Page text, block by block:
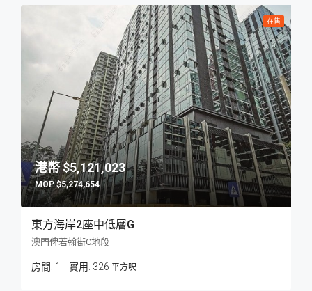
在售
$5,121,023
$5,274,654
東方海岸2座中低層G
澳門俾若翰街C地段
房間: 1 326 平方呎